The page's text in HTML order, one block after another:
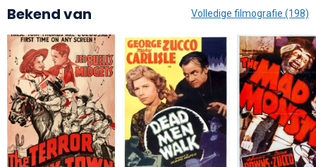
Bekend van Volledige filmografie (198)